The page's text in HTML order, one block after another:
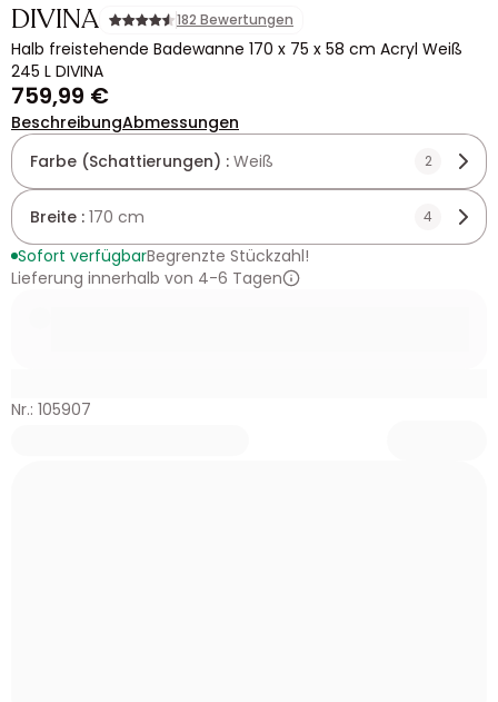
DIVINA 182 Bewertungen
Halb freistehende Badewanne 170 x 75 x 58 cm Acryl Weiß
245 L DIVINA
759,99 €
BeschreibungAbmessungen
Farbe (Schattierungen) : Weiß 2
Breite : 170 cm 4
Sofort verfügbarBegrenzte Stückzahl!
Lieferung innerhalb von 4-6 Tagen
Nr.: 105907